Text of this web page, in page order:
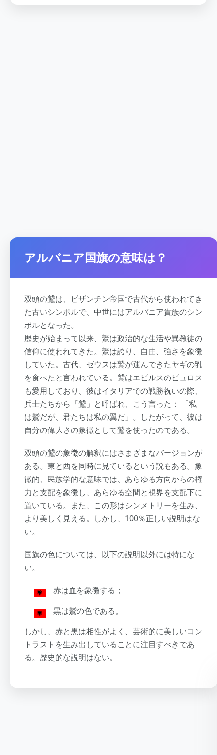
アルバニア国旗の意味は？
双頭の鷲は、ビザンチン帝国で古代から使われてき
た古いシンボルで、中世にはアルバニア貴族のシン
ボルとなった。
歴史が始まって以来、鷲は政治的な生活や異教徒の
信仰に使われてきた。鷲は誇り、自由、強さを象徴
していた。古代、ゼウスは鷲が運んできたヤギの乳
を食べたと言われている。鷲はエピルスのピュロス
も愛用しており、彼はイタリアでの戦勝祝いの際、
兵士たちから「鷲」と呼ばれ、こう言った： 「私
は鷲だが、君たちは私の翼だ」。したがって、彼は
自分の偉大さの象徴として鷲を使ったのである。
双頭の鷲の象徴の解釈にはさまざまなバージョンが
ある。東と西を同時に見ているという説もある。象
徴的、民族学的な意味では、あらゆる方向からの権
力と支配を象徴し、あらゆる空間と視界を支配下に
置いている。また、この形はシンメトリーを生み、
より美しく見える。しかし、100％正しい説明はな
い。
国旗の色については、以下の説明以外には特にな
い。
赤は血を象徴する；
黒は鷲の色である。
しかし、赤と黒は相性がよく、芸術的に美しいコン
トラストを生み出していることに注目すべきであ
る。歴史的な説明はない。